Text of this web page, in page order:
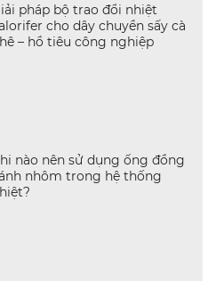
pháp bộ trao đổi nhiệt
cho dây chuyền sấy cà
– hồ tiêu công nghiệp
nào nên sử dụng ống đồng
nhôm trong hệ thống